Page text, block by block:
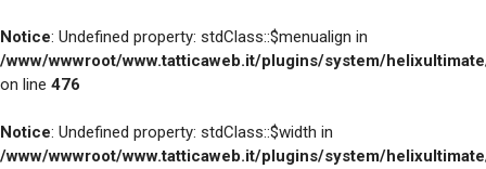
Notice: Undefined property: stdClass::$menualign in
/www/wwwroot/www.tatticaweb.it/plugins/system/
on line 476
Notice: Undefined property: stdClass::$width in
/www/wwwroot/www.tatticaweb.it/plugins/system/